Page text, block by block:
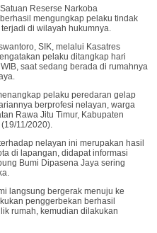
Reserse Narkoba
mengungkap pelaku tindak
di wilayah hukumnya.
SIK, melalui Kasatres
pelaku ditangkap hari
saat sedang berada di rumahnya
pelaku peredaran gelap
berprofesi nelayan, warga
Rawa Jitu Timur, Kabupaten
11/2020).
nelayan ini merupakan hasil
di lapangan, didapat informasi
Bumi Dipasena Jaya sering
langsung bergerak menuju ke
penggerbekan berhasil
rumah, kemudian dilakukan